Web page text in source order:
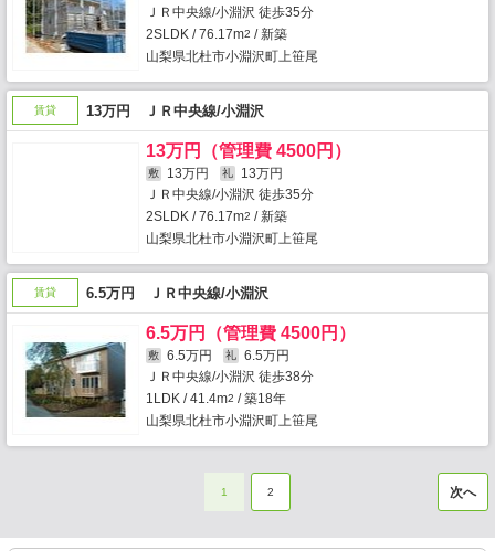
ＪＲ中央線/小淵沢 徒歩35分
2SLDK / 76.17m2 / 新築
山梨県北杜市小淵沢町上笹尾
賃貸 13万円 ＪＲ中央線/小淵沢
13万円（管理費 4500円）
敷 13万円 礼
13万円
ＪＲ中央線/小淵沢 徒歩35分
2SLDK / 76.17m2 / 新築
山梨県北杜市小淵沢町上笹尾
賃貸 6.5万円 ＪＲ中央線/小淵沢
6.5万円（管理費 4500円）
敷 6.5万円 礼
6.5万円
ＪＲ中央線/小淵沢 徒歩38分
1LDK / 41.4m2 / 築18年
山梨県北杜市小淵沢町上笹尾
1 2 次へ